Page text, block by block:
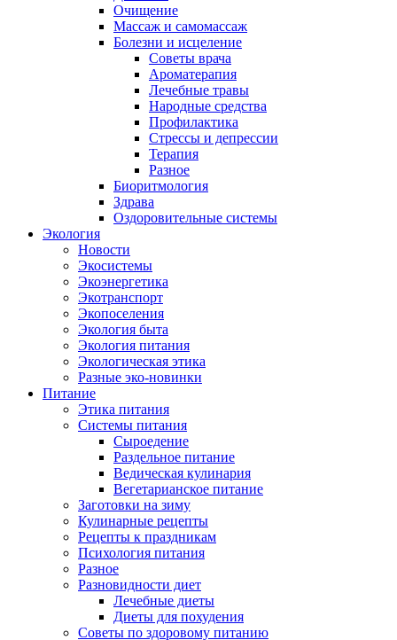
Очищение
Массаж и самомассаж
Болезни и исцеление
Советы врача
Ароматерапия
Лечебные травы
Народные средства
Профилактика
Стрессы и депрессии
Терапия
Разное
Биоритмология
Здрава
Оздоровительные системы
Экология
Новости
Экосистемы
Экоэнергетика
Экотранспорт
Экопоселения
Экология быта
Экология питания
Экологическая этика
Разные эко-новинки
Питание
Этика питания
Системы питания
Сыроедение
Раздельное питание
Ведическая кулинария
Вегетарианское питание
Заготовки на зиму
Кулинарные рецепты
Рецепты к праздникам
Психология питания
Разное
Разновидности диет
Лечебные диеты
Диеты для похудения
Советы по здоровому питанию